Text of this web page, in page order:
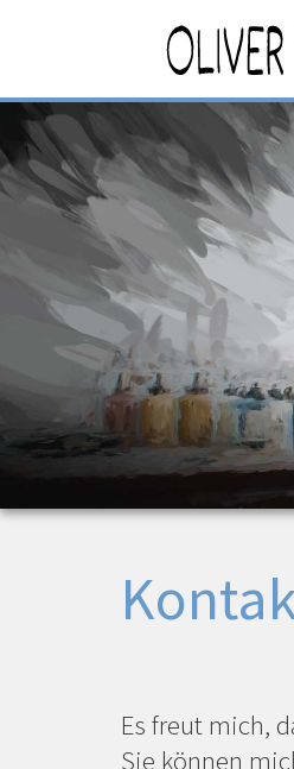
Direkt
zum
Inhalt
Main
navigation
Es freut mich,
Sie können